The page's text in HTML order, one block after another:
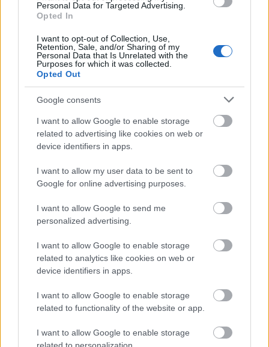
Personal Data for Targeted Advertising.
Opted In
I want to opt-out of Collection, Use,
Retention, Sale, and/or Sharing of my
Personal Data that Is Unrelated with the
Purposes for which it was collected.
Opted Out
Google consents
I want to allow Google to enable storage
related to advertising like cookies on web or
device identifiers in apps.
I want to allow my user data to be sent to
Google for online advertising purposes.
I want to allow Google to send me
personalized advertising.
I want to allow Google to enable storage
related to analytics like cookies on web or
device identifiers in apps.
I want to allow Google to enable storage
related to functionality of the website or app.
I want to allow Google to enable storage
incadrata de manecute evazate din dantela. Talia
accentuata si cocul clasic au valorificat aparitia
eleganta a vedetei.
In magazinulMirandi, poti gasi o rochie
asemanatoare, cu decolteu adanc la spate si
maneci subtiri din dantela.
Brooke Burke a purtat o rochie clepsidra, cu terna